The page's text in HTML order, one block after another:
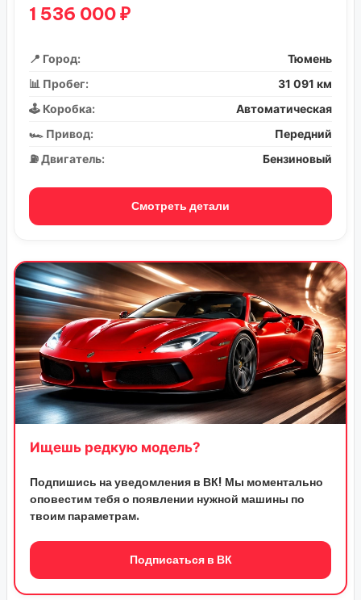
1 536 000 ₽
📍 Город:
Тюмень
📊 Пробег:
31 091 км
🕹️ Коробка:
Автоматическая
🏎️ Привод:
Передний
⛽ Двигатель:
Бензиновый
Смотреть детали
Ищешь редкую модель?
Подпишись на уведомления в ВК! Мы моментально
оповестим тебя о появлении нужной машины по
твоим параметрам.
Подписаться в ВК